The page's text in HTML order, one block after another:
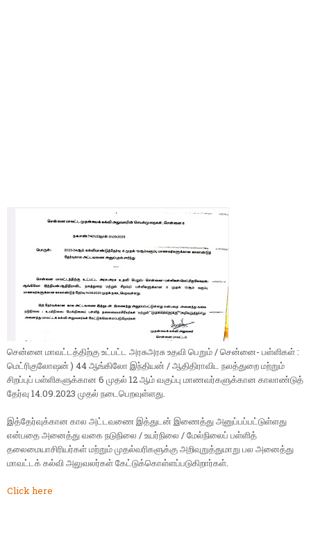
சென்னை மாவட்டத்திற்கு உட்பட்ட அரசுஅரசு உதவி பெறும் / சென்னை- பள்ளிகள் :
மெட்ரிகுலோஷன் ) 44 ஆங்கிலோ இந்தியன் / ஆதிதிராவிட நலத்துறை மற்றும்
சிறப்புப் பள்ளிகளுக்கான 6 முதல் 12 ஆம் வகுப்பு மாணவர்களுக்கான காலாண்டுத்
தேர்வு 14.09.2023 முதல் நடைபெறவுள்ளது.
இத்தேர்வுக்கான கால அட்டவணை இத்துடன் இணைத்து அனுப்பப்பட்டுள்ளது
என்பதை அனைத்து வகை நடுநிலை / உயர்நிலை / மேல்நிலைப் பள்ளித்
தலைமையாசிரியர்கள் மற்றும் முதல்வரிகளுக்கு அறிவுறுத்துமாறு பல அனைத்து
மாவட்டக் கல்வி அலுவலர்கள் கேட்டுக்கொள்ளப்படுகிறார்கள்.
Click here